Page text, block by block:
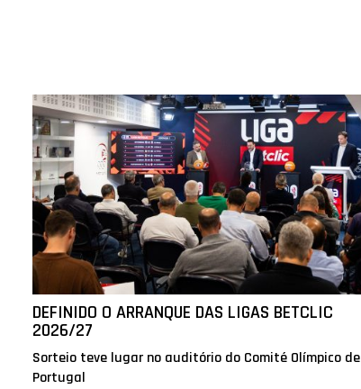
DEFINIDO O ARRANQUE DAS LIGAS BETCLIC
2026/27
Sorteio teve lugar no auditório do Comité Olímpico de
Portugal